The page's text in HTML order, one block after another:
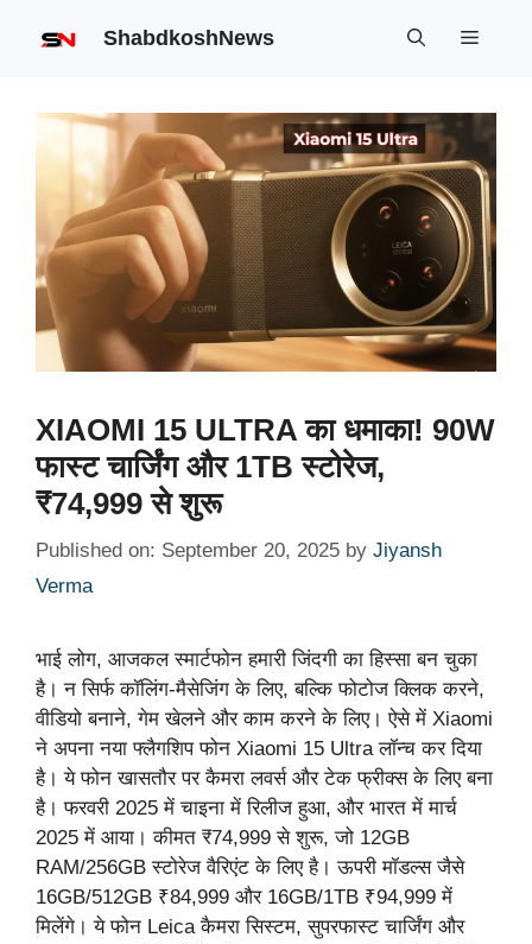
ShabdkoshNews Menu
XIAOMI 15 ULTRA का धमाका! 90W
फास्ट चार्जिंग और 1TB स्टोरेज,
₹74,999 से शुरू
Published on: September 20, 2025 by Jiyansh
Verma
भाई लोग, आजकल स्मार्टफोन हमारी जिंदगी का हिस्सा बन चुका
है। न सिर्फ कॉलिंग-मैसेजिंग के लिए, बल्कि फोटोज क्लिक करने,
वीडियो बनाने, गेम खेलने और काम करने के लिए। ऐसे में Xiaomi
ने अपना नया फ्लैगशिप फोन Xiaomi 15 Ultra लॉन्च कर दिया
है। ये फोन खासतौर पर कैमरा लवर्स और टेक फ्रीक्स के लिए बना
है। फरवरी 2025 में चाइना में रिलीज हुआ, और भारत में मार्च
2025 में आया। कीमत ₹74,999 से शुरू, जो 12GB
RAM/256GB स्टोरेज वैरिएंट के लिए है। ऊपरी मॉडल्स जैसे
16GB/512GB ₹84,999 और 16GB/1TB ₹94,999 में
मिलेंगे। ये फोन Leica कैमरा सिस्टम, सुपरफास्ट चार्जिंग और